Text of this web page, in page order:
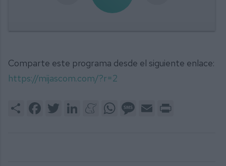
Comparte este programa desde el siguiente enlace:
https://mijascom.com/?r=2
Share FacebookTwitter LinkedInMeneameWhatsAppMessage
Email